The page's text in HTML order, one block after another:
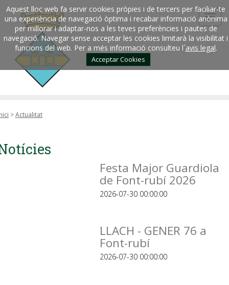
Aquest lloc web fa servir cookies pròpies i de tercers per faciliar-te
una experiència de navegació òptima i recabar informació anònima
per millorar i adaptar-nos a les teves preferències i pautes de
navegació. Navegar sense acceptar les cookies limitarà la visibilitat i
funcions del web. Per a més informació consulteu l´avis legal.
Acceptar Cookies
>Actualitat
Festa Major Guardiola
de Font-rubí 2026
2026-07-30 00:00:00
LLACH - GENER 76 a
Font-rubí
2026-07-30 00:00:00